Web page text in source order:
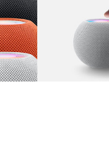
图像 1